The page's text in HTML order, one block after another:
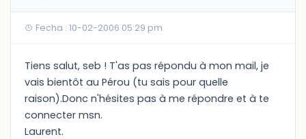
Fecha : 10-02-2006 05:29 pm
Tiens salut, seb ! T'as pas répondu à mon mail, je
vais bientôt au Pérou (tu sais pour quelle
raison).Donc n'hésites pas à me répondre et à te
connecter msn.
Laurent.